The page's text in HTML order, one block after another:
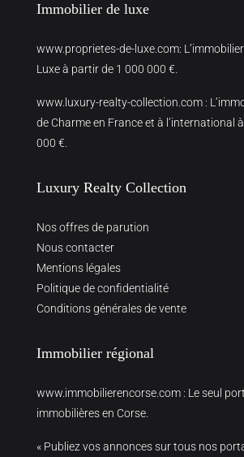
Immobilier de luxe
www.proprietes-de-luxe.com:
Luxe à partir de 1 000 000 €.
www.luxury-realty-collection.com :
de Charme en France et à l’international
000 €.
Luxury Realty Collection
Nos offres de parution
Nous contacter
Mentions légales
Politique de confidentialité
Conditions générales de vente
Immobilier régional
www.immobilierencorse.com : Le seul
immobilières en Corse.
« Publiez vos annonces sur tous nos